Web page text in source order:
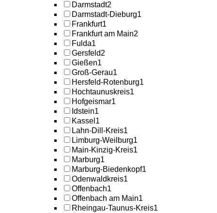
Darmstadt2
Darmstadt-Dieburg1
Frankfurt1
Frankfurt am Main2
Fulda1
Gersfeld2
Gießen1
Groß-Gerau1
Hersfeld-Rotenburg1
Hochtaunuskreis1
Hofgeismar1
Idstein1
Kassel 1
Lahn-Dill-Kreis1
Limburg-Weilburg1
Main-Kinzig-Kreis1
Marburg1
Marburg-Biedenkopf1
Odenwaldkreis1
Offenbach1
Offenbach am Main1
Rheingau-Taunus-Kreis1